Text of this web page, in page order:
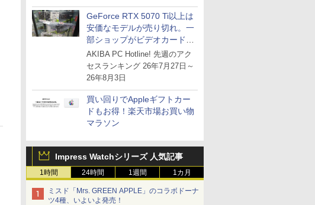
GeForce RTX 5070 Ti以上は
安価なモデルが売り切れ。一
部ショップがビデオカードの
購入制限を実施したニュース
が注目を集める
AKIBA PC Hotline! 先週のアク
セスランキング 26年7月27日～
26年8月3日
買い回りでAppleギフトカー
ドもお得！楽天市場お買い物
マラソン
Impress Watchシリーズ 人気記事
1時間 24時間 1週間 1カ月
ミスド「Mrs. GREEN APPLE」のコラボドーナ
ツ4種、いよいよ発売！